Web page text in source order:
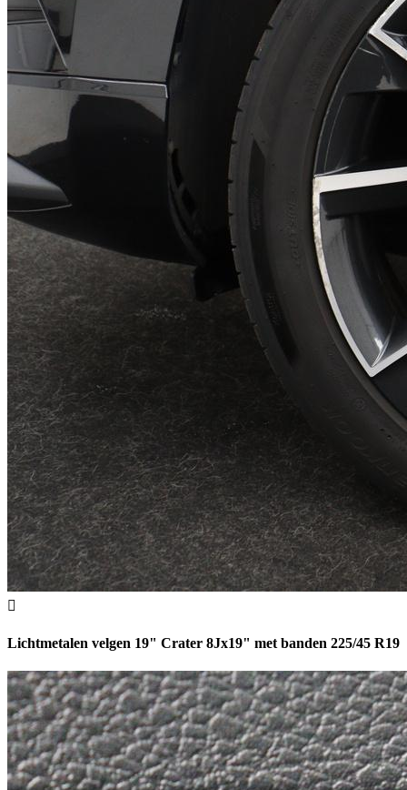
Lichtmetalen velgen 19" Crater 8Jx19" met banden 225/45 R19